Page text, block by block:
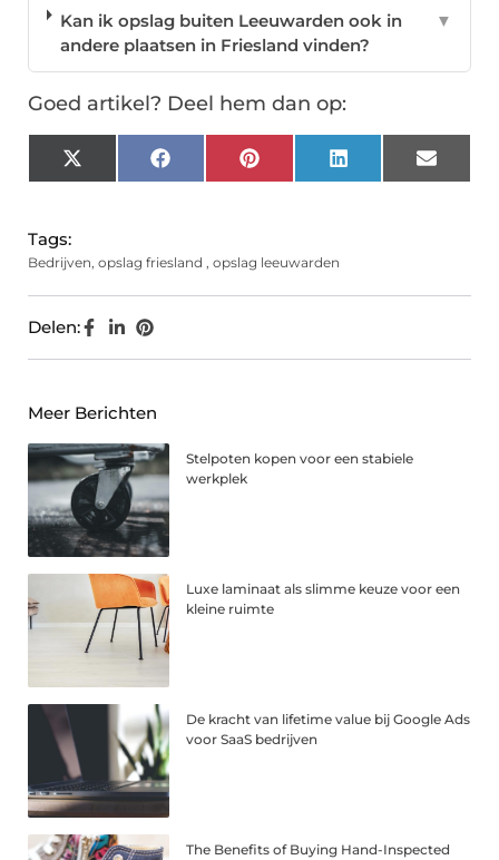
Kan ik opslag buiten Leeuwarden ook in
andere plaatsen in Friesland vinden?
▼
Goed artikel? Deel hem dan op:
X
(Twitter)
FacebookPinterest LinkedIn Email
Tags:
Bedrijven, opslag friesland , opslag leeuwarden
Delen:
Meer Berichten
Stelpoten kopen voor een stabiele
werkplek
Luxe laminaat als slimme keuze voor een
kleine ruimte
De kracht van lifetime value bij Google Ads
voor SaaS bedrijven
The Benefits of Buying Hand-Inspected